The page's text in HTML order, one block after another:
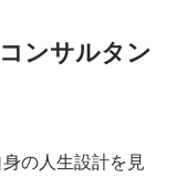
ンサルタン
の人生設計を見